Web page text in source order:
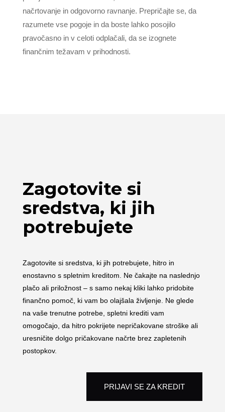
načrtovanje in odgovorno ravnanje. Prepričajte se, da
razumete vse pogoje in da boste lahko posojilo
pravočasno in v celoti odplačali, da se izognete
finančnim težavam v prihodnosti.
Zagotovite si
sredstva, ki jih
potrebujete
Zagotovite si sredstva, ki jih potrebujete, hitro in
enostavno s spletnim kreditom. Ne čakajte na naslednjo
plačo ali priložnost – s samo nekaj kliki lahko pridobite
finančno pomoč, ki vam bo olajšala življenje. Ne glede
na vaše trenutne potrebe, spletni krediti vam
omogočajo, da hitro pokrijete nepričakovane stroške ali
uresničite dolgo pričakovane načrte brez zapletenih
postopkov.
PRIJAVI SE ZA KREDIT